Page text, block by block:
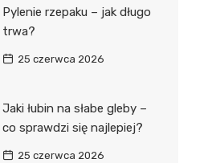
Pylenie rzepaku – jak długo
trwa?
25 czerwca 2026
Jaki łubin na słabe gleby –
co sprawdzi się najlepiej?
25 czerwca 2026